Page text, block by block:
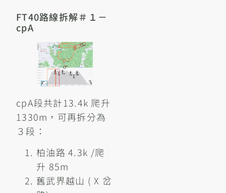
FT40路線拆解＃１－
cpA
cpA段共計13.4k 爬升
1330m，可再拆分為
３段：
柏油路 4.3k /爬
升 85m
舊武界越山 ( X 岔